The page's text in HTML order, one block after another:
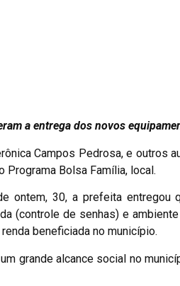
a entrega dos novos
Campos Pedrosa, e outros
Bolsa Família, local.
ontem, 30, a prefeita entregou
(controle de senhas) e
beneficiada no município.
grande alcance social no